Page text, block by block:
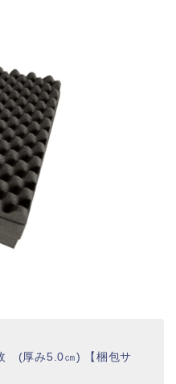
(厚み5.0㎝) 【梱包サ